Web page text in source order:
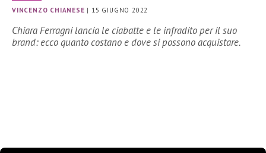
VINCENZO CHIANESE | 15 GIUGNO 2022
Chiara Ferragni lancia le ciabatte e le infradito per il suo
brand: ecco quanto costano e dove si possono acquistare.